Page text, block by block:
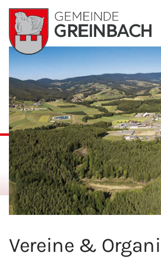
Skip
content
Vereine &